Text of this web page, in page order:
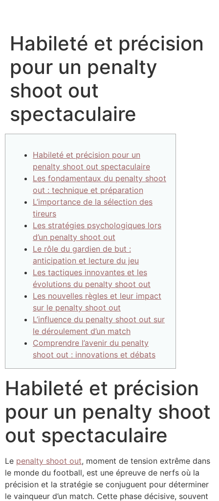
Habileté et précision
pour un penalty
shoot out
spectaculaire
Habileté et précision pour un
penalty shoot out spectaculaire
Les fondamentaux du penalty shoot
out : technique et préparation
L’importance de la sélection des
tireurs
Les stratégies psychologiques lors
d’un penalty shoot out
Le rôle du gardien de but :
anticipation et lecture du jeu
Les tactiques innovantes et les
évolutions du penalty shoot out
Les nouvelles règles et leur impact
sur le penalty shoot out
L’influence du penalty shoot out sur
le déroulement d’un match
Comprendre l’avenir du penalty
shoot out : innovations et débats
Habileté et précision
pour un penalty shoot
out spectaculaire
Le penalty shoot out, moment de tension extrême dans
le monde du football, est une épreuve de nerfs où la
précision et la stratégie se conjuguent pour déterminer
le vainqueur d’un match. Cette phase décisive, souvent